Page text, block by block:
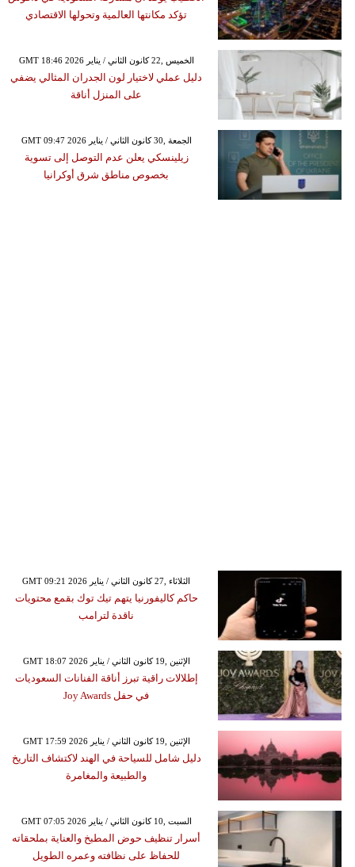
تؤكد مكانتها العالمية وتحولها الاقتصادي
GMT 18:46 2026 الخميس ,22 كانون الثاني / يناير
دليل عملي لاختيار لون الجدران المثالي يضفي
على المنزل أناقة
GMT 09:47 2026 الجمعة ,30 كانون الثاني / يناير
زيلينسكي يعلن عدم التوصل إلى تسوية
بخصوص مناطق شرق أوكرانيا
GMT 09:21 2026 الثلاثاء ,27 كانون الثاني / يناير
حاكم كاليفورنيا يتهم تيك توك بقمع محتويات
ناقدة لترامب
GMT 18:07 2026 الإثنين ,19 كانون الثاني / يناير
إطلالات راقية تبرز أناقة الفنانات السعوديات
في حفل Joy Awards
GMT 17:59 2026 الإثنين ,19 كانون الثاني / يناير
دليل شامل للسياحة في الهند لاكتشاف التاريخ
والطبيعة والمغامرة
GMT 07:05 2026 السبت ,10 كانون الثاني / يناير
أسرار تنظيف حوض المطبخ والعناية بملحقاته
للحفاظ على نظافته وعمره الطويل